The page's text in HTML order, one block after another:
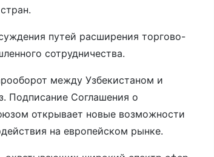
путей расширения торгово-
сотрудничества.
между Узбекистаном и
Подписание Соглашения о
открывает новые возможности
на европейском рынке.